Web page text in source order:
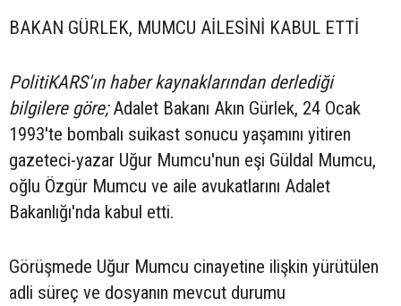
BAKAN GÜRLEK, MUMCU AİLESİNİ KABUL ETTİ
PolitiKARS'ın haber kaynaklarından derlediği
bilgilere göre;Adalet Bakanı Akın Gürlek, 24 Ocak
1993'te bombalı suikast sonucu yaşamını yitiren
gazeteci-yazar Uğur Mumcu'nun eşi Güldal Mumcu,
oğlu Özgür Mumcu ve aile avukatlarını Adalet
Bakanlığı'nda kabul etti.
Görüşmede Uğur Mumcu cinayetine ilişkin yürütülen
adli süreç ve dosyanın mevcut durumu